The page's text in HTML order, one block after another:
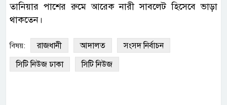
তানিয়ার পাশের রুমে আরেক নারী সাবলেট হিসেবে ভাড়া
থাকতেন।
বিষয়: রাজধানী আদালত
সংসদ নির্বাচন
সিটি নিউজ ঢাকা
সিটি নিউজ